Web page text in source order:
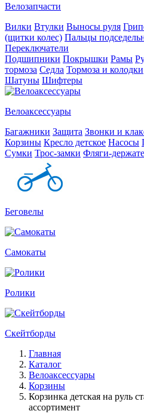
Велозапчасти
Вилки Втулки Выносы руля
(щитки колес) Пальцы
Переключатели
Подшипники Покрышки Рамы
тормоза Седла Тормоза и колодки
Шатуны Шифтеры
Велоаксессуары
Багажники Защита Звонки и
Корзины Кресло детское Насосы
Сумки Трос-замки Фляги-
Беговелы
Самокаты
Ролики
Скейтборды
Главная
Каталог
Велоаксессуары
Корзины
Корзинка детская на руль
ассортимент